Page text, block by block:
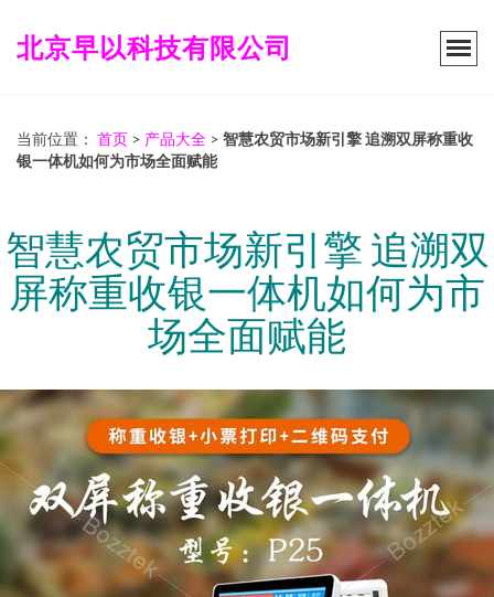
北京早以科技有限公司
当前位置： 首页 > 产品大全 > 智慧农贸市场新引擎 追溯双屏称重收
银一体机如何为市场全面赋能
智慧农贸市场新引擎 追溯双
屏称重收银一体机如何为市
场全面赋能